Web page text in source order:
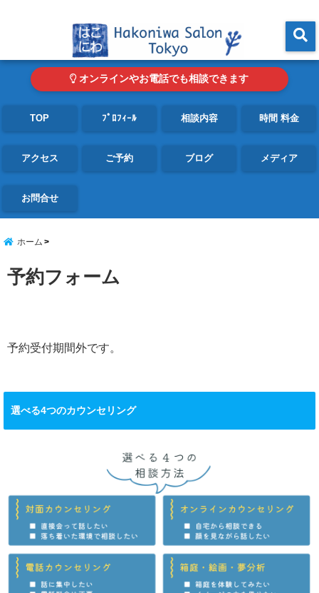
オンラインやお電話でも相談できます
TOP ﾌﾟﾛﾌｨｰﾙ 相談内容 時間 料金
アクセス ご予約 ブログ メディア
お問合せ
ホーム
予約フォーム
予約受付期間外です。
選べる4つのカウンセリング